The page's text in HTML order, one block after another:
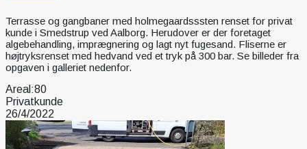
Terrasse og gangbaner med holmegaardsssten renset for privat
kunde i Smedstrup ved Aalborg. Herudover er der foretaget
algebehandling, imprægnering og lagt nyt fugesand. Fliserne er
højtryksrenset med hedvand ved et tryk på 300 bar. Se billeder fra
opgaven i galleriet nedenfor.
Areal:80
Privatkunde
26/4/2022